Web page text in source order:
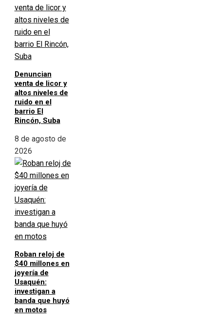
Denuncian
venta de licor y
altos niveles de
ruido en el
barrio El
Rincón, Suba
8 de agosto de
2026
Roban reloj de
$40 millones en
joyería de
Usaquén:
investigan a
banda que huyó
en motos